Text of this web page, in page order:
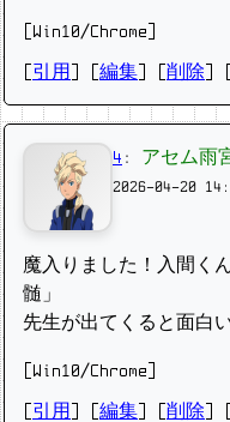
[Win10/Chrome]
引用 編集 削除
4 : アセム雨
2026-04-20
魔入りました！入間く
髄」
先生が出てくると面白
[Win10/Chrome]
引用 編集 削除